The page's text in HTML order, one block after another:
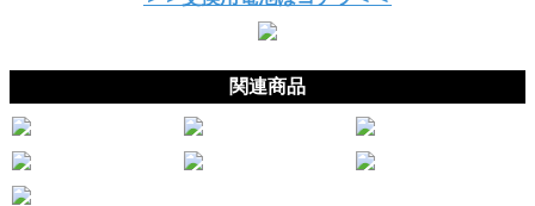
関連商品